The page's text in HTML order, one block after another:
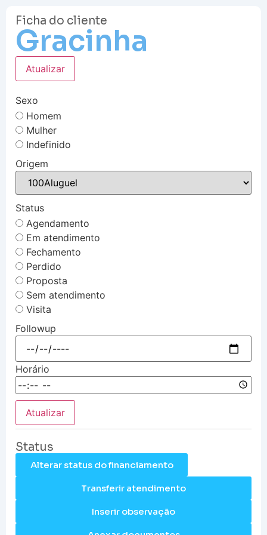
Ficha do cliente
Gracinha
Atualizar
Sexo
Homem
Mulher
Indefinido
Origem
Status
Agendamento
Em atendimento
Fechamento
Perdido
Proposta
Sem atendimento
Visita
Followup
Horário
Atualizar
Status
Alterar status do financiamento
Transferir atendimento
Inserir observação